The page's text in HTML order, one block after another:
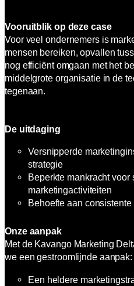
Vooruitblik op deze case
Voor veel ondernemers is
mensen bereiken, opvallen
nog efficiënt omgaan met het
middelgrote organisatie in de
tegenaan.
De uitdaging
Versnipperde
strategie
Beperkte mankracht voor
marketingactiviteiten
Behoefte aan
Onze aanpak
Met de Kavango Marketing
we een gestroomlijnde aanpak:
Een heldere